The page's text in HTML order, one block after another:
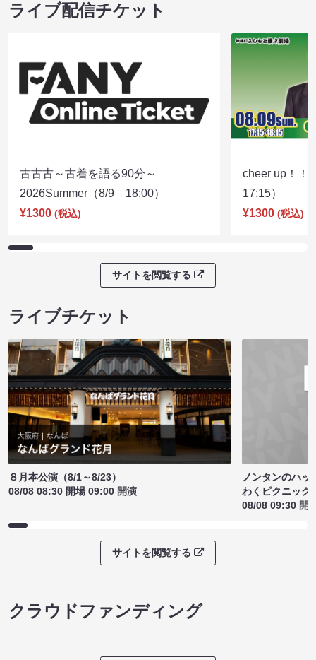
ライブ配信チケット
古古古～古着を語る90分～
2026Summer（8/9 18:00）
¥1300 (税込)
cheer up！
17:15）
¥1300 (税込)
サイトを閲覧する
ライブチケット
８月本公演（8/1～8/23）
08/08 08:30 開場 09:00 開演
ノンタンのハッ
わくピクニック
08/08 09:30 開
サイトを閲覧する
クラウドファンディング